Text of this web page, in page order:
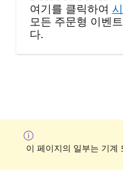
여기를 클릭하여
모든 주문형 이벤
다.
이 페이지의 일부는 기계